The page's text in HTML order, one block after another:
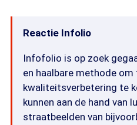
Reactie Infolio
Infofolio is op zoek
en haalbare methode
kwaliteitsverbetering te
kunnen aan de hand van
straatbeelden van